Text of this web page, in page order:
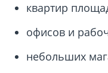
квартир
офисов и
небольших